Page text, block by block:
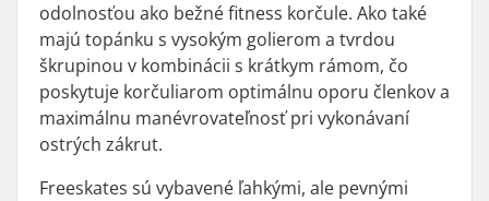
odolnosťou ako bežné fitness korčule. Ako také
majú topánku s vysokým golierom a tvrdou
škrupinou v kombinácii s krátkym rámom, čo
poskytuje korčuliarom optimálnu oporu členkov a
maximálnu manévrovateľnosť pri vykonávaní
ostrých zákrut.
Freeskates sú vybavené ľahkými, ale pevnými